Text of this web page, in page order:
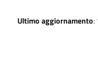
Ultimo aggiornamento: